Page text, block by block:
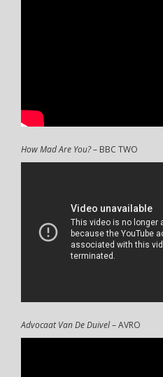
How Mad Are You?– BBC TWO
Advocaat Van De Duivel– AVRO